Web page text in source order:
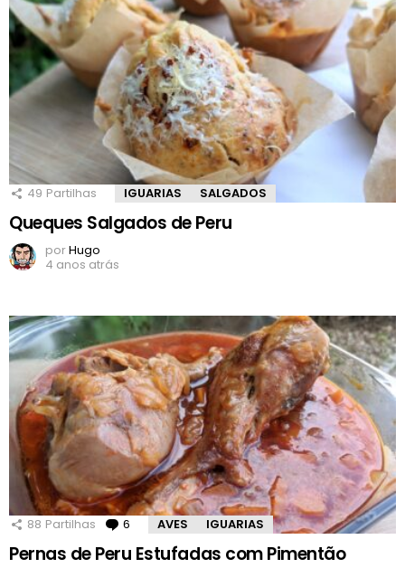
49 Partilhas IGUARIAS SALGADOS
Queques Salgados de Peru
porHugo
4 anos atrás
88 Partilhas 6 Comentários
AVES IGUARIAS
Pernas de Peru Estufadas com Pimentão